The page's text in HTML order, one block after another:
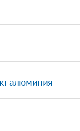
алюминия